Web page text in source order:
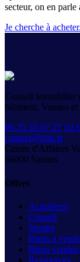
secteur, on en parle
Je cherche à acheter
Conseil immobilier
bâtiment, Vannes
06 35 35 07 27·02
contact@hiin.fr
Centre d'Affaires
56000 Vannes
Offres
Acquéreur
Conseil
Vendre
Biens à
Biens vendus
Ressources